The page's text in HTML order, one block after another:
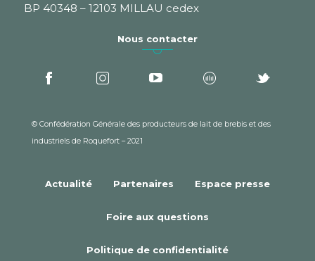
BP 40348 – 12103 MILLAU cedex
Nous contacter
© Confédération Générale des producteurs de lait de brebis et des
industriels de Roquefort – 2021
Actualité Partenaires Espace presse
Foire aux questions
Politique de confidentialité